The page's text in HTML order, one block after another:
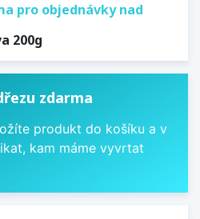
pro objednávky nad
200g
zdarma
produkt do košíku a v
kam máme vyvrtat